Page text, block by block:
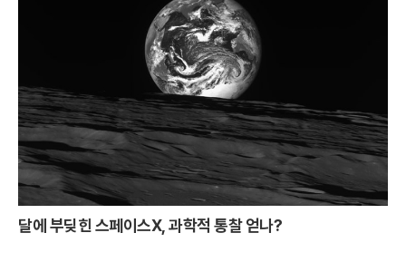
달에 부딪힌 스페이스X, 과학적 통찰 얻나?